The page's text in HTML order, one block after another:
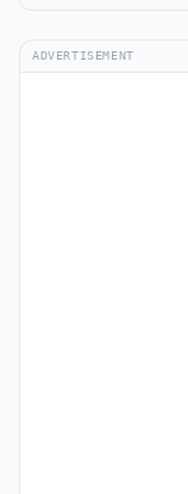
ADVERTISEMENT